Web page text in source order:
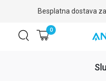
Besplatna dostava
0